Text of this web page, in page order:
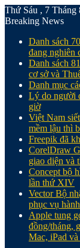
Thứ Sáu , 7 Tháng
Breaking News
Danh sách
đang nghiên
Danh sách
cơ sở và
Danh mục
Lý do người
giờ
Việt Nam
mềm lậu thì
Freepik đã
CorelDraw
giao diện và
Concept bộ
lần thứ XIV
Vector Bộ
phục vụ
Apple tung
đồng/tháng,
Mac, iPad